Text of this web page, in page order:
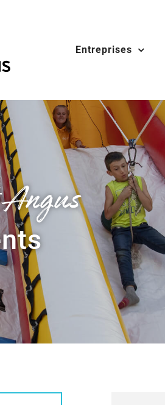
Entreprises